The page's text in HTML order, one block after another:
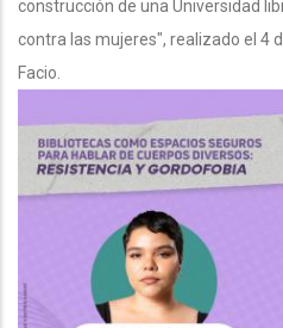
construcción de una Universidad
contra las mujeres", realizado el 4
Facio.